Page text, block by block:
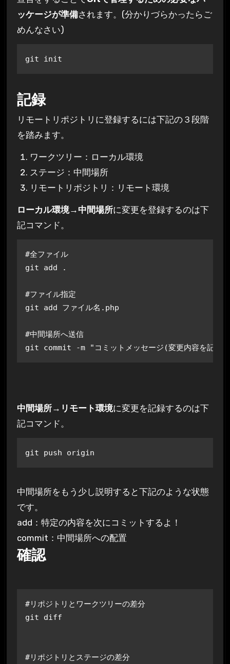
ッケージが準備されます。(分かりづらかったらご
めんなさい)
git init
記録
リモートリポジトリに登録するには下記の３段階
を踏みます。
ワークツリー：ローカル環境
ステージ：中間場所
リモートリポジトリ：リモート環境
ローカル環境→中間場所に変更を登録するのは下
記コマンド。
#全ファイル
git add .
#ファイル指定
git add ファイル名.php
#中間場所へ送信
git commit -m "コミットメッセージ(変更内容を記載
中間場所→リモート環境に変更を記録するのは下
記コマンド。
git push origin
中間場所をもう少し説明すると下記のような状態
です。
add：特定の内容を次にコミットするよ！
commit：中間場所への配置
確認
#リポジトリとワークツリーの差分
git diff
#リポジトリとステージの差分